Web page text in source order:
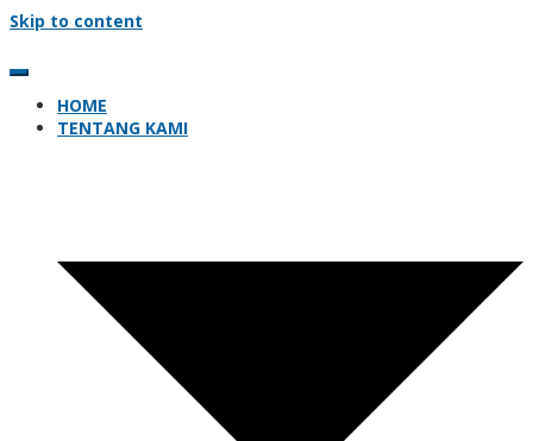
Skip to content
HOME
TENTANG KAMI